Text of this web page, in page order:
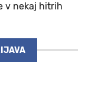
v nekaj hitrih